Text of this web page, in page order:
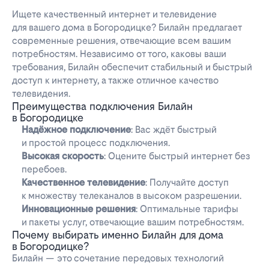
Ищете качественный интернет и телевидение
для вашего дома в Богородицке? Билайн предлагает
современные решения, отвечающие всем вашим
потребностям. Независимо от того, каковы ваши
требования, Билайн обеспечит стабильный и быстрый
доступ к интернету, а также отличное качество
телевидения.
Преимущества подключения Билайн
в Богородицке
Надёжное подключение: Вас ждёт быстрый
и простой процесс подключения.
Высокая скорость: Оцените быстрый интернет без
перебоев.
Качественное телевидение: Получайте доступ
к множеству телеканалов в высоком разрешении.
Инновационные решения: Оптимальные тарифы
и пакеты услуг, отвечающие вашим потребностям.
Почему выбирать именно Билайн для дома
в Богородицке?
Билайн — это сочетание передовых технологий